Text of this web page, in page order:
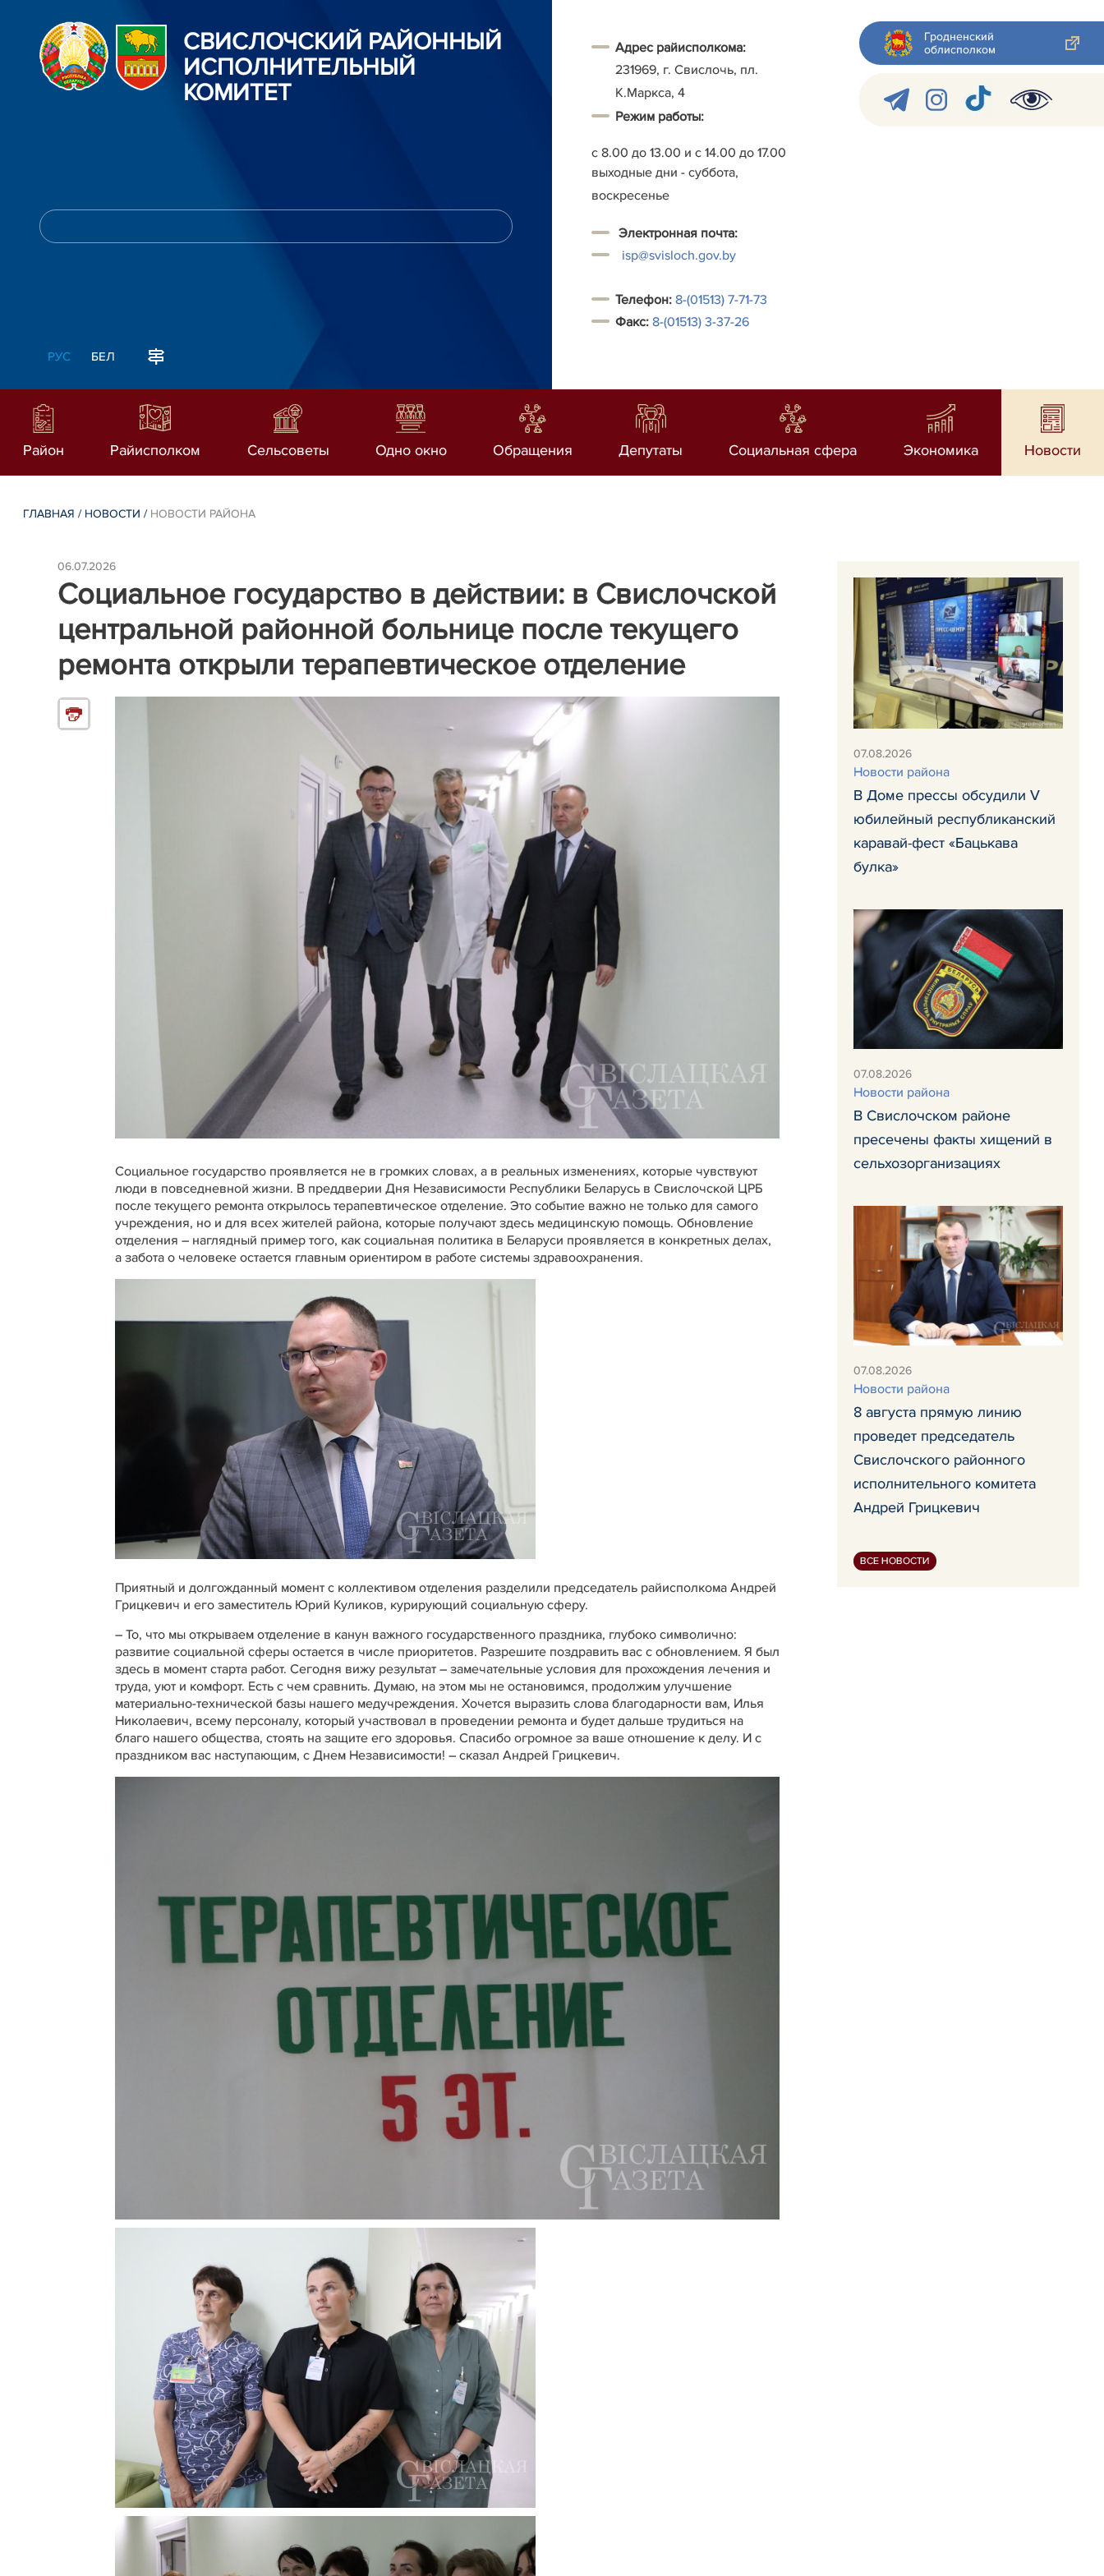
СВИСЛОЧСКИЙ РАЙОННЫЙ
ИСПОЛНИТЕЛЬНЫЙ
КОМИТЕТ
РУС БЕЛ
Адрес райисполкома:
231969, г. Свислочь, пл.
К.Маркса, 4
Режим работы:
с 8.00 до 13.00 и с 14.00 до 17.00
выходные дни - суббота,
воскресенье
Электронная почта:
isp@svisloch.gov.by
Телефон: 8-(01513) 7-71-73
Факс: 8-(01513) 3-37-26
Гродненский
облисполком
Район Райисполком Сельсоветы Одно окно Обращения Депутаты Социальная сфера Экономика Новости
ГЛАВНАЯ / НОВОСТИ / НОВОСТИ РАЙОНА
06.07.2026
Социальное государство в действии: в Свислочской
центральной районной больнице после текущего
ремонта открыли терапевтическое отделение
Социальное государство проявляется не в громких словах, а в реальных изменениях, которые чувствуют
люди в повседневной жизни. В преддверии Дня Независимости Республики Беларусь в Свислочской ЦРБ
после текущего ремонта открылось терапевтическое отделение. Это событие важно не только для самого
учреждения, но и для всех жителей района, которые получают здесь медицинскую помощь. Обновление
отделения – наглядный пример того, как социальная политика в Беларуси проявляется в конкретных делах,
а забота о человеке остается главным ориентиром в работе системы здравоохранения.
Приятный и долгожданный момент с коллективом отделения разделили председатель райисполкома Андрей
Грицкевич и его заместитель Юрий Куликов, курирующий социальную сферу.
– То, что мы открываем отделение в канун важного государственного праздника, глубоко символично:
развитие социальной сферы остается в числе приоритетов. Разрешите поздравить вас с обновлением. Я был
здесь в момент старта работ. Сегодня вижу результат – замечательные условия для прохождения лечения и
труда, уют и комфорт. Есть с чем сравнить. Думаю, на этом мы не остановимся, продолжим улучшение
материально-технической базы нашего медучреждения. Хочется выразить слова благодарности вам, Илья
Николаевич, всему персоналу, который участвовал в проведении ремонта и будет дальше трудиться на
благо нашего общества, стоять на защите его здоровья. Спасибо огромное за ваше отношение к делу. И с
праздником вас наступающим, с Днем Независимости! – сказал Андрей Грицкевич.
07.08.2026
Новости района
В Доме прессы обсудили V
юбилейный республиканский
каравай-фест «Бацькава
булка»
07.08.2026
Новости района
В Свислочском районе
пресечены факты хищений в
сельхозорганизациях
07.08.2026
Новости района
8 августа прямую линию
проведет председатель
Свислочского районного
исполнительного комитета
Андрей Грицкевич
ВСЕ НОВОСТИ